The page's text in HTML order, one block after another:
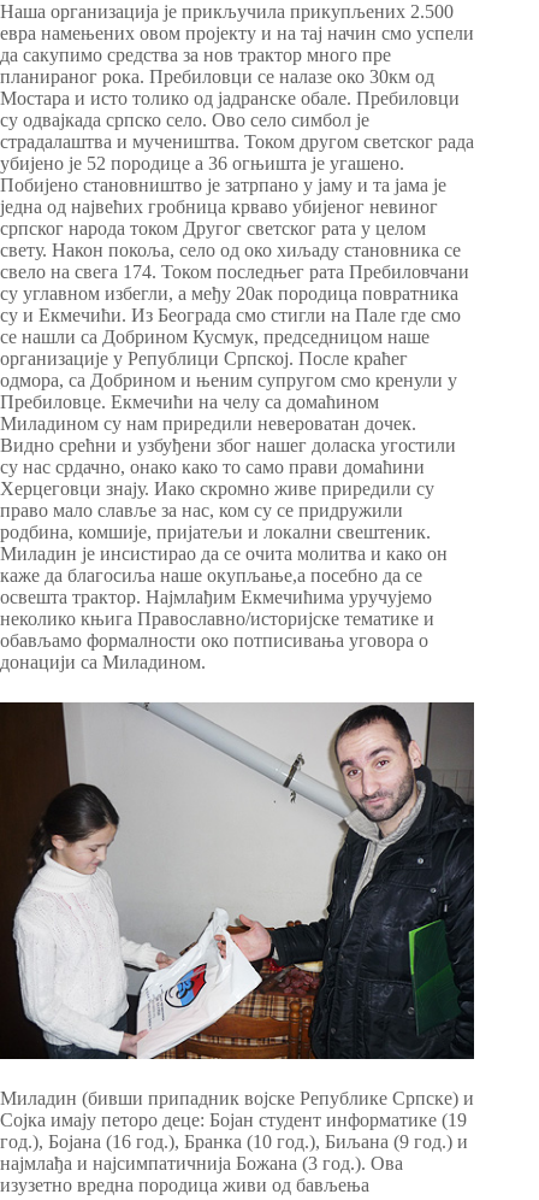
Наша организација је прикључила прикупљених 2.500
евра намењених овом пројекту и на тај начин смо успели
да сакупимо средства за нов трактор много пре
планираног рока. Пребиловци се налазе око 30км од
Мостара и исто толико од јадранске обале. Пребиловци
су одвајкада српско село. Ово село симбол је
страдалаштва и мучеништва. Током другом светског рада
убијено је 52 породице а 36 огњишта је угашено.
Побијено становништво је затрпано у јаму и та јама је
једна од највећих гробница крваво убијеног невиног
српског народа током Другог светског рата у целом
свету. Након покоља, село од око хиљаду становника се
свело на свега 174. Током последњег рата Пребиловчани
су углавном избегли, а међу 20ак породица повратника
су и Екмечићи. Из Београда смо стигли на Пале где смо
се нашли са Добрином Кусмук, председницом наше
организације у Републици Српској. После краћег
одмора, са Добрином и њеним супругом смо кренули у
Пребиловце. Екмечићи на челу са домаћином
Миладином су нам приредили невероватан дочек.
Видно срећни и узбуђени због нашег доласка угостили
су нас срдачно, онако како то само прави домаћини
Херцеговци знају. Иако скромно живе приредили су
право мало славље за нас, ком су се придружили
родбина, комшије, пријатељи и локални свештеник.
Миладин је инсистирао да се очита молитва и како он
каже да благосиља наше окупљање,а посебно да се
освешта трактор. Најмлађим Екмечићима уручујемо
неколико књига Православно/историјске тематике и
обављамо формалности око потписивања уговора о
донацији са Миладином.
Миладин (бивши припадник војске Републике Српске) и
Сојка имају петоро деце: Бојан студент информатике (19
год.), Бојана (16 год.), Бранка (10 год.), Биљана (9 год.) и
најмлађа и најсимпатичнија Божана (3 год.). Ова
изузетно вредна породица живи од бављења